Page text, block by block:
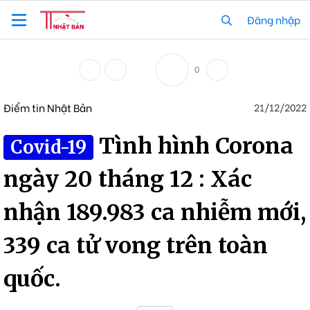
Đăng nhập
0
Điểm tin Nhật Bản 21/12/2022
Covid-19
Tình hình Corona
ngày 20 tháng 12 : Xác
nhận 189.983 ca nhiễm mới,
339 ca tử vong trên toàn
quốc.